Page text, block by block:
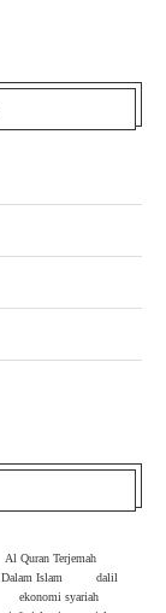
Al Quran Terjemah
Dalam Islam
dalil
ekonomi syariah